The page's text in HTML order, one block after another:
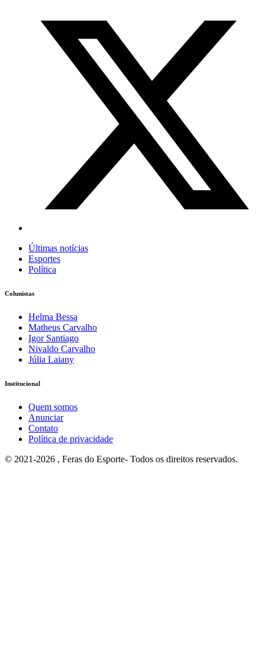
Últimas notícias
Esportes
Política
Colunistas
Helma Bessa
Matheus Carvalho
Igor Santiago
Nivaldo Carvalho
Júlia Laiany
Institucional
Quem somos
Anunciar
Contato
Política de privacidade
© 2021-2026 , Feras do Esporte- Todos os direitos reservados.